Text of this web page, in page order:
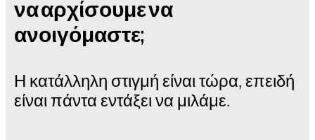
να αρχίσουμε να
ανοιγόμαστε;
Η κατάλληλη στιγμή είναι τώρα, επειδή
είναι πάντα εντάξει να μιλάμε.